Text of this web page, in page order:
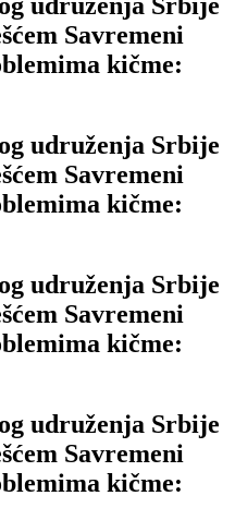
Savremeni
kičme:
udruženja Srbije
Savremeni
kičme:
udruženja Srbije
Savremeni
kičme:
udruženja Srbije
Savremeni
kičme: